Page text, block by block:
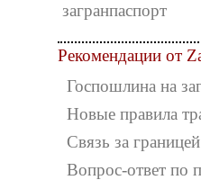
загранпаспорт
Рекомендации от
Госпошлина на
Новые правила
Связь за границей
Вопрос-ответ по